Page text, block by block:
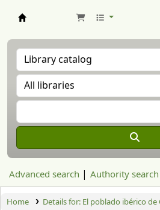
Advanced search Authority search
Home Details for: El poblado ibérico de